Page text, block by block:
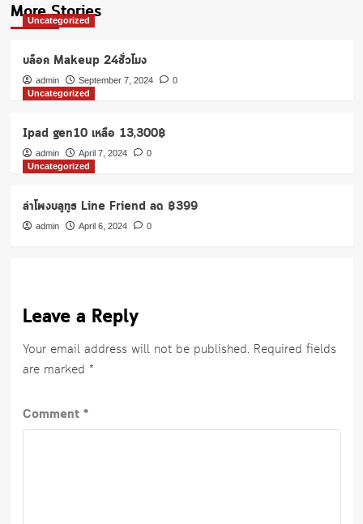
More Stories
Uncategorized
บล็อค Makeup 24ชั่วโมง
admin September 7, 2024
0
Uncategorized
Ipad gen10 เหลือ 13,300฿
admin April 7, 2024
0
Uncategorized
ลำโพงบลูทูธ Line Friend ลด ฿399
admin April 6, 2024 0
Leave a Reply
Your email address will not be published. Required fields
are marked *
Comment *